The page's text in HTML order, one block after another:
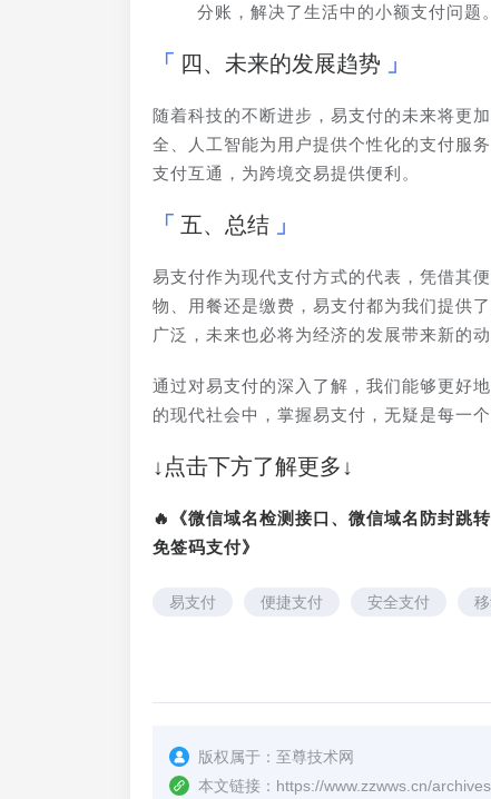
分账，解决了生活中的小额支付问题。
四、未来的发展趋势
随着科技的不断进步，易支付的未来将更
全、人工智能为用户提供个性化的支付服
支付互通，为跨境交易提供便利。
五、总结
易支付作为现代支付方式的代表，凭借其
物、用餐还是缴费，易支付都为我们提供
广泛，未来也必将为经济的发展带来新的动
通过对易支付的深入了解，我们能够更好
的现代社会中，掌握易支付，无疑是每一
↓点击下方了解更多↓
🔥《微信域名检测接口、微信域名防封跳
免签码支付》
易支付 便捷支付 安全支付
版权属于： 至尊技术网
本文链接： https://www.zzwws.cn/